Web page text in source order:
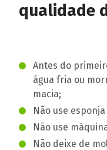
qualidade
Antes do
água fria ou
macia;
Não use
Não use
Não deixe de